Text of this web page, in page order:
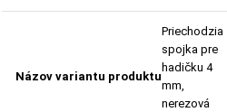
Priechodzia
spojka pre
hadičku 4
mm,
nerezová